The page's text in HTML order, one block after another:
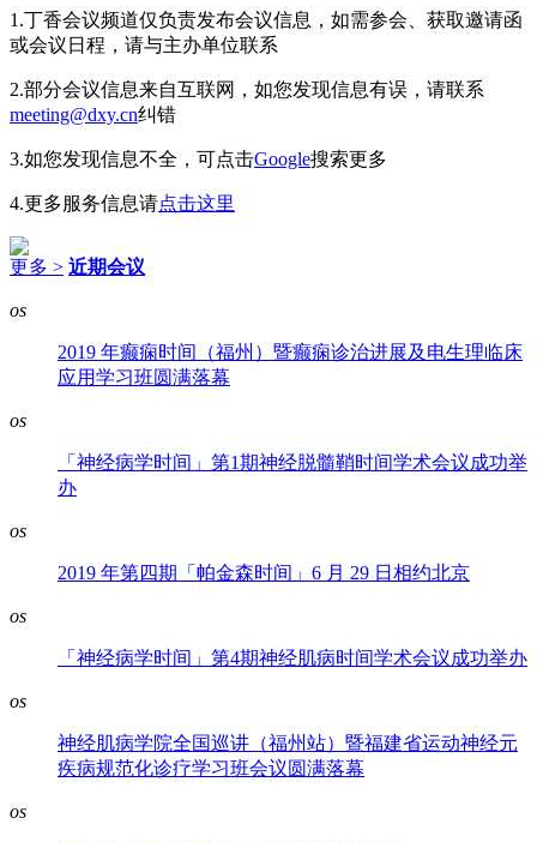
1.丁香会议频道仅负责发布会议信息，如需参会、获取邀请函
或会议日程，请与主办单位联系
2.部分会议信息来自互联网，如您发现信息有误，请联系
meeting@dxy.cn纠错
3.如您发现信息不全，可点击Google搜索更多
4.更多服务信息请点击这里
更多 > 近期会议
os
2019 年癫痫时间（福州）暨癫痫诊治进展及电生理临床
应用学习班圆满落幕
os
「神经病学时间」第1期神经脱髓鞘时间学术会议成功举
办
os
2019 年第四期「帕金森时间」6 月 29 日相约北京
os
「神经病学时间」第4期神经肌病时间学术会议成功举办
os
神经肌病学院全国巡讲（福州站）暨福建省运动神经元
疾病规范化诊疗学习班会议圆满落幕
os